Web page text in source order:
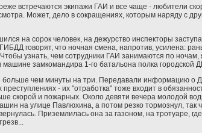
встречаются экипажи ГАИ и все чаще - любители
Может, дело в сокращениях, которым наряду с
на сорок человек, на дежурство инспекторы
говорят, что ночная смена, напротив, усилена:
узнать, чем сотрудники ГАИ занимаются по ночам,
машине замкомандира 1-го батальона полка
больше чем минуты на три. Передавали информацию о
- их "отработка" тоже входит в
скорой и пожарных. Около девяти вечера молодой
на улице Павлюхина, а потом резко тормознул, так
Приземлилась она за газоном, на тротуаре, где,